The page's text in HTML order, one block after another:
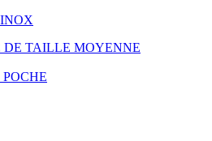
DE TAILLE MOYENNE